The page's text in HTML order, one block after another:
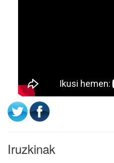
Iruzkinak